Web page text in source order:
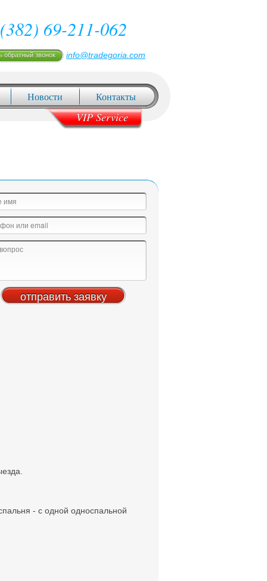
69-211-062
обратный звонок info@tradegoria.com
Новости Контакты
VIP Service
- с одной односпальной